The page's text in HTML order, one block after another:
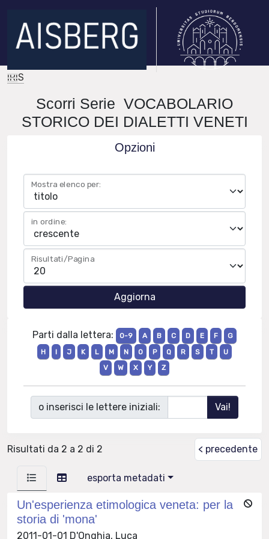
IRIS
Scorri Serie VOCABOLARIO
STORICO DEI DIALETTI VENETI
Opzioni
Mostra elenco per:
in ordine:
Risultati/Pagina
Parti dalla lettera: 0-9 A B C D E F
G
H
I J K L M N O P Q R S T
U
V
W X Y Z
o inserisci le lettere iniziali:
Risultati da 2 a 2 di 2 < precedente
esporta metadati
Un'esperienza etimologica veneta: per la
storia di 'mona'
2011-01-01 D'Onghia, Luca